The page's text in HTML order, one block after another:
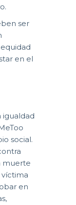
ser
en el
igualdad
social.
muerte
víctima
en